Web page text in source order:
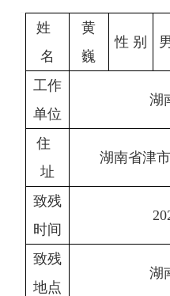
姓
名
黄
巍
性 别
工作
单位
湖
住
址
湖南省津
致残
时间
致残
地点
湖